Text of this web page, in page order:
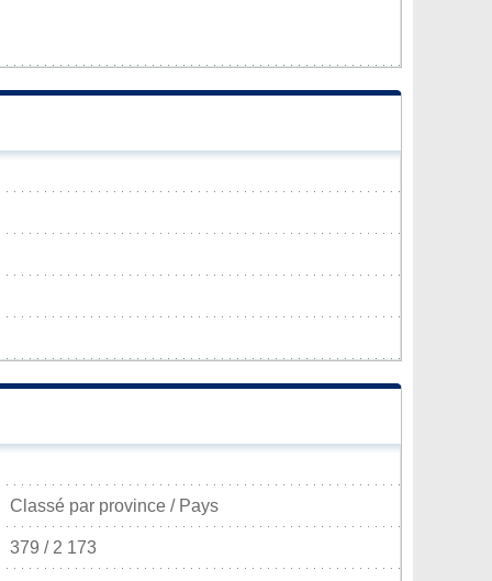
Classé par province / Pays
379 / 2 173